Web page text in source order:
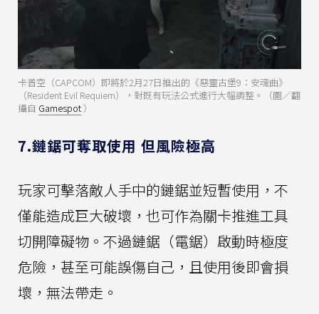
卡普空（CAPCOM）即將於2月27日推出的《惡靈古堡9：安魂曲》
（Resident Evil Requiem），對既有玩法公式進行大幅調整。（圖／翻
攝自 Gamespot ）
7.鏈鋸可奪取使用 但風險極高
玩家可擊落敵人手中的鏈鋸並短暫使用，不
僅能造成巨大破壞，也可作為關卡推進工具
切開障礙物。不過鏈鋸（電鋸）啟動時極度
危險，甚至可能誤傷自己，且使用後即會損
壞，無法帶走。